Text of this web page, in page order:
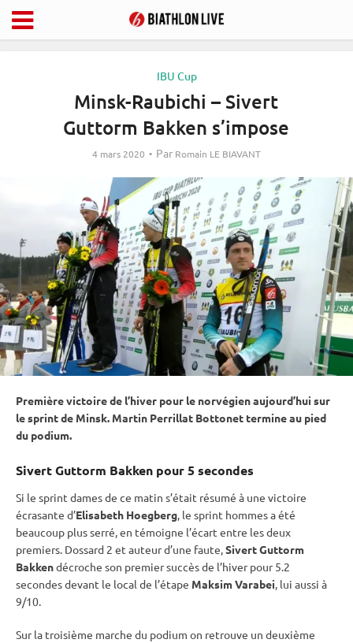
IBU Cup
Minsk-Raubichi – Sivert
Guttorm Bakken s’impose
4 mars 2020 Par Romain LE BIAVANT
Première victoire de l’hiver pour le norvégien aujourd’hui sur
lesprintde Minsk. Martin Perrillat Bottonet termine au pied
du podium.
Sivert Guttorm Bakken pour 5 secondes
Si le sprint dames de ce matin s’était résumé à une victoire
écrasante d’Elisabeth Hoegberg, le sprint hommes a été
beaucoup plus serré, en témoigne l’écart entre les deux
premiers. Dossard 2 et auteur d’une faute,Sivert Guttorm
Bakkendécroche son premier succès de l’hiver pour 5.2
secondes devant le local de l’étape Maksim Varabei, lui aussi à
9/10.
Sur la troisième marche du podium on retrouve un deuxième